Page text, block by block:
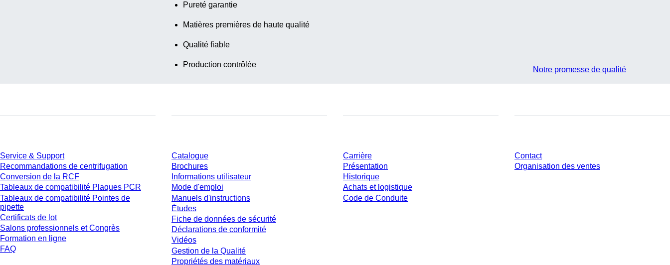
Pureté garantie
Matières premières de haute qualité
Qualité fiable
Production contrôlée
Notre promesse de qualité
Service & Support
Recommandations de centrifugation
Conversion de la RCF
Tableaux de compatibilité Plaques PCR
Tableaux de compatibilité Pointes de
pipette
Certificats de lot
Salons professionnels et Congrès
Formation en ligne
FAQ
Catalogue
Brochures
Informations utilisateur
Mode d'emploi
Manuels d'instructions
Études
Fiche de données de sécurité
Déclarations de conformité
Vidéos
Gestion de la Qualité
Propriétés des matériaux
Carrière
Présentation
Historique
Achats et logistique
Code de Conduite
Contact
Organisation des ventes